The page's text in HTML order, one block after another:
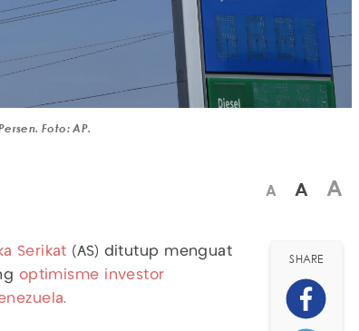
Foto: AP.
A A A
Serikat (AS) ditutup menguat
optimisme investor
.
SHARE